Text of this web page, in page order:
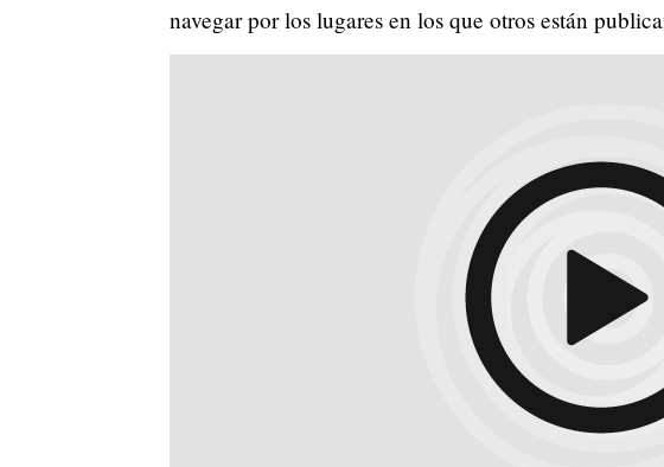
navegar por los lugares en los que otros están